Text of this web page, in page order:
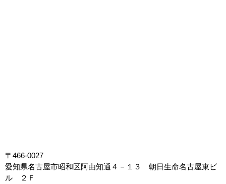
〒466-0027
愛知県名古屋市昭和区阿由知通４－１３ 朝日生命名古屋東ビ
ル ２Ｆ